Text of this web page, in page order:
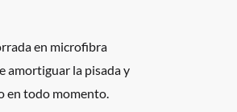
en microfibra
amortiguar la pisada y
en todo momento.